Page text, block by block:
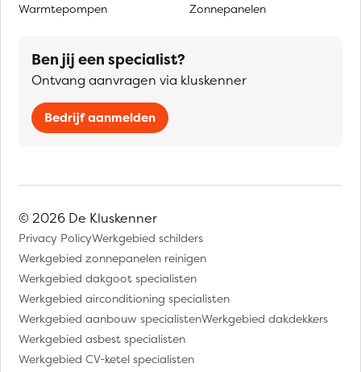
Warmtepompen
Zonnepanelen
Ben jij een specialist?
Ontvang aanvragen via kluskenner
Bedrijf aanmelden
© 2026 De Kluskenner
Privacy PolicyWerkgebied schilders
Werkgebied zonnepanelen reinigen
Werkgebied dakgoot specialisten
Werkgebied airconditioning specialisten
Werkgebied aanbouw specialistenWerkgebied dakdekkers
Werkgebied asbest specialisten
Werkgebied CV-ketel specialisten